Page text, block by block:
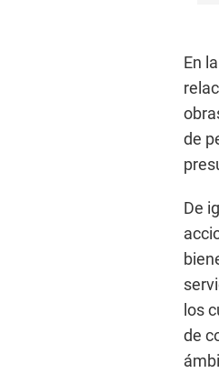
En
de
De
los
de